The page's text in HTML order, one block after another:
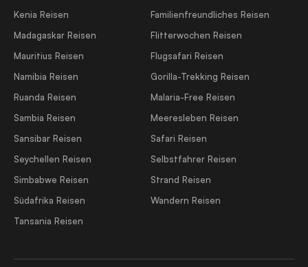
Kenia Reisen
Madagaskar Reisen
Mauritius Reisen
Namibia Reisen
Ruanda Reisen
Sambia Reisen
Sansibar Reisen
Seychellen Reisen
Simbabwe Reisen
Südafrika Reisen
Tansania Reisen
Familienfreundliches Reisen
Flitterwochen Reisen
Flugsafari Reisen
Gorilla-Trekking Reisen
Malaria-Free Reisen
Meeresleben Reisen
Safari Reisen
Selbstfahrer Reisen
Strand Reisen
Wandern Reisen